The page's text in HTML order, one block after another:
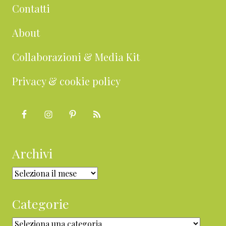
Contatti
About
Collaborazioni & Media Kit
Privacy & cookie policy
Archivi
Archivi
Categorie
Categorie